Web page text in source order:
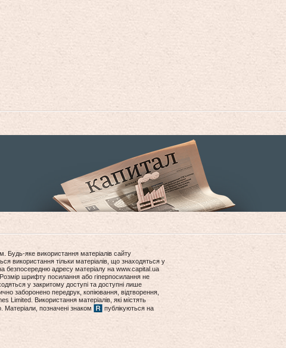
Будь-яке використання матеріалів сайту
використання тільки матеріалів, що знаходяться у
безпосередню адресу матеріалу на www.capital.ua
шрифту посилання або гіперпосилання не
у закритому доступі та доступні лише
заборонено передрук, копіювання, відтворення,
Limited. Використання матеріалів, які містять
позначені знаком
публікуються на